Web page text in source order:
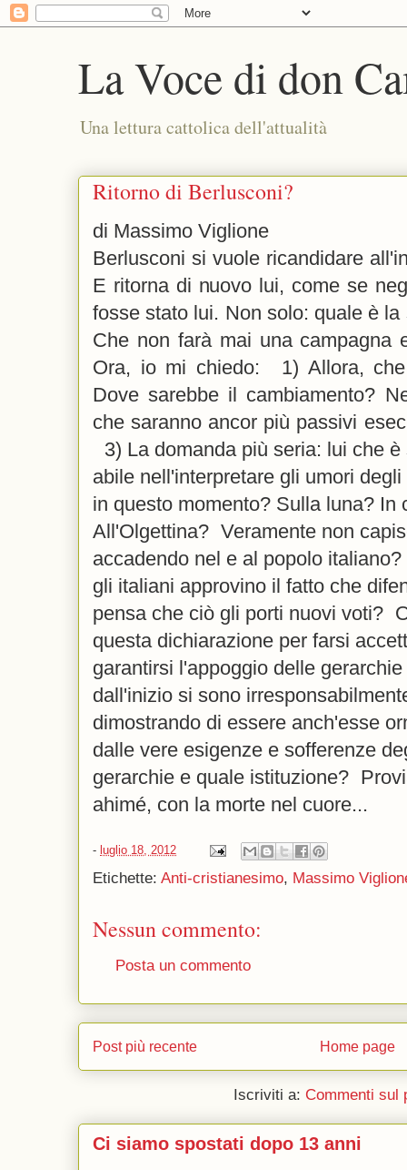
La Voce di don
Una lettura cattolica dell'attualità
Ritorno di Berlusconi?
di Massimo Viglione
Berlusconi si vuole ricandidare
E ritorna di nuovo lui, come se
fosse stato lui. Non solo: quale è
Che non farà mai una
Ora, io mi chiedo: 1) Allora,
Dove sarebbe il cambiamento?
che saranno ancor più passivi
3) La domanda più seria: lui che
abile nell'interpretare gli umori
in questo momento? Sulla luna? In
All'Olgettina? Veramente non
accadendo nel e al popolo
gli italiani approvino il fatto che
pensa che ciò gli porti nuovi voti?
questa dichiarazione per farsi
garantirsi l'appoggio delle
dall'inizio si sono
dimostrando di essere anch'esse
dalle vere esigenze e sofferenze
gerarchie e quale istituzione?
ahimé, con la morte nel cuore...
- luglio 18, 2012
Etichette: Anti-cristianesimo, Massimo
Nessun commento:
Posta un commento
Post più recente Home page
Iscriviti a: Commenti sul
Ci siamo spostati dopo 13 anni